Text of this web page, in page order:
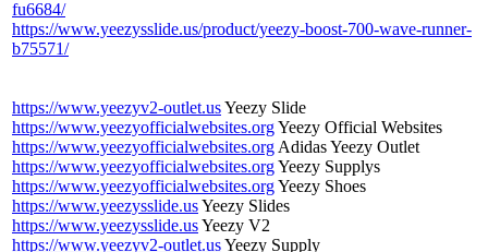
fu6684/
https://www.yeezysslide.us/product/yeezy-boost-700-wave-runner-
b75571/
https://www.yeezyv2-outlet.usYeezy Slide
https://www.yeezyofficialwebsites.orgYeezy Official Websites
https://www.yeezyofficialwebsites.org Adidas Yeezy Outlet
https://www.yeezyofficialwebsites.orgYeezy Supplys
https://www.yeezyofficialwebsites.orgYeezy Shoes
https://www.yeezysslide.usYeezy Slides
https://www.yeezysslide.usYeezy V2
https://www.yeezyv2-outlet.usYeezy Supply